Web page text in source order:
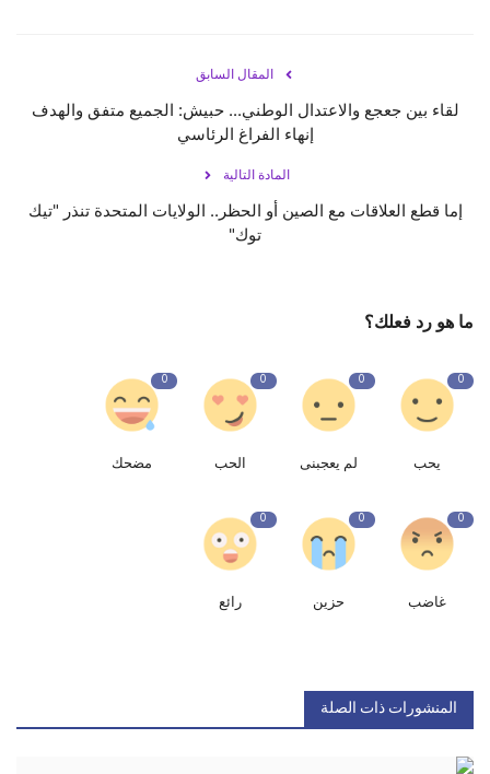
المقال السابق
لقاء بين جعجع والاعتدال الوطني... حبيش: الجميع متفق والهدف
إنهاء الفراغ الرئاسي
المادة التالية
إما قطع العلاقات مع الصين أو الحظر.. الولايات المتحدة تنذر "تيك
توك"
ما هو رد فعلك؟
0
يحب
0
لم يعجبنى
0
الحب
0
مضحك
0
غاضب
0
حزين
0
رائع
المنشورات ذات الصلة